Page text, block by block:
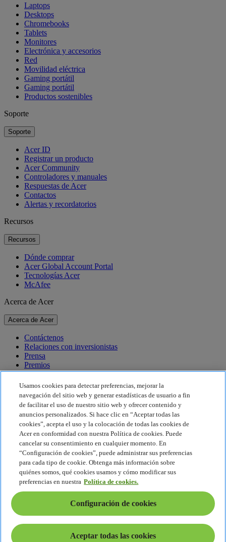
Laptops
Desktops
Chromebooks
Tablets
Monitores
Electrónica y accesorios
Red
Movilidad eléctrica
Gaming portátil
Gaming portátil
Productos sostenibles
Soporte
Soporte
Acer ID
Registrar un producto
Acer Community
Controladores y manuales
Respuestas de Acer
Contactos
Alertas y recordatorios
Recursos
Recursos
Dónde comprar
Acer Global Account Portal
Tecnologías Acer
McAfee
Acerca de Acer
Acerca de Acer
Contáctenos
Relaciones con inversionistas
Prensa
Premios
Eventos
Sostenibilidad
Sostenibilidad
Responsabilidad social corporativa
Huella de carbono del producto
Proyecto Humanity
Earthion
Política de privacidad
Política de cookies
Aviso legal
Información legal adicional
Política de accesibilidad
Configuración de cookies
América Latina - Español
Usamos cookies para detectar preferencias, mejorar la
navegación del sitio web y generar estadísticas de usuario a fin
de facilitar el uso de nuestro sitio web y ofrecer contenido y
anuncios personalizados. Si hace clic en “Aceptar todas las
cookies”, acepta el uso y la colocación de todas las cookies de
Acer en conformidad con nuestra Política de cookies. Puede
cancelar su consentimiento en cualquier momento. En
“Configuración de cookies”, puede administrar sus preferencias
para cada tipo de cookie. Obtenga más información sobre
quiénes somos, qué cookies usamos y cómo modificar sus
preferencias en nuestra Política de cookies.
Configuración de cookies
Aceptar todas las cookies